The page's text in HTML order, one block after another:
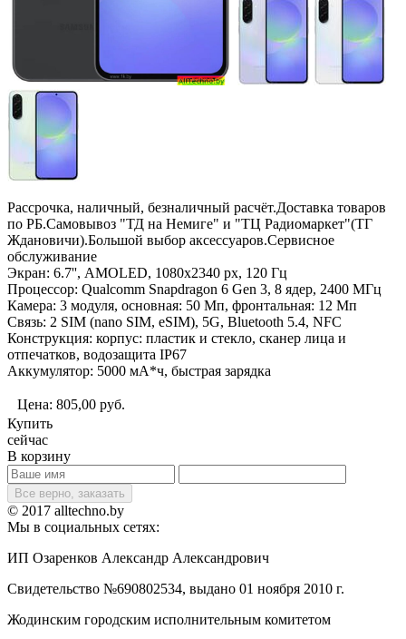
Рассрочка, наличный, безналичный расчёт.Доставка товаров
по РБ.Самовывоз "ТД на Немиге" и "ТЦ Радиомаркет"(ТГ
Ждановичи).Большой выбор аксессуаров.Сервисное
обслуживание
Экран: 6.7'', AMOLED, 1080x2340 px, 120 Гц
Процессор: Qualcomm Snapdragon 6 Gen 3, 8 ядер, 2400 МГц
Камера: 3 модуля, основная: 50 Мп, фронтальная: 12 Мп
Связь: 2 SIM (nano SIM, eSIM), 5G, Bluetooth 5.4, NFC
Конструкция: корпус: пластик и стекло, сканер лица и
отпечатков, водозащита IP67
Аккумулятор: 5000 мА*ч, быстрая зарядка
Цена: 805,00 руб.
Купить
сейчас
В корзину
Все верно, заказать
© 2017 alltechno.by
Мы в социальных сетях:
ИП Озаренков Александр Александрович
Свидетельство №690802534, выдано 01 ноября 2010 г.
Жодинским городским исполнительным комитетом